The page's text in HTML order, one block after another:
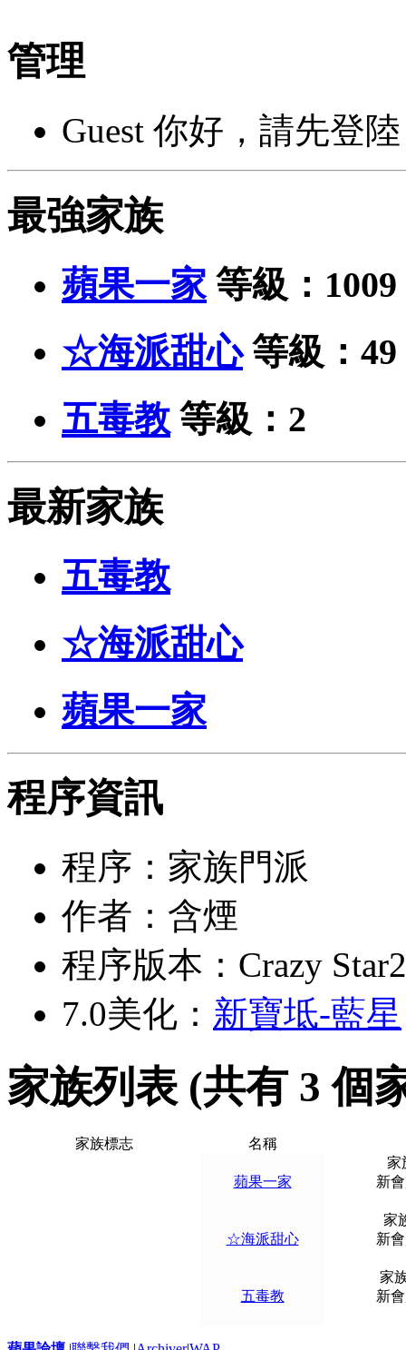
管理
Guest 你好，請先登陸
最強家族
蘋果一家等級：1009
☆海派甜心等級：49
五毒教 等級：2
最新家族
五毒教
☆海派甜心
蘋果一家
程序資訊
程序：家族門派
作者：含煙
程序版本：Crazy
7.0美化： 新寶坻-藍星
家族列表 (共有 3 個
家族標志 名稱
蘋果一家
家
新
☆海派甜心
家
新
五毒教
家
新